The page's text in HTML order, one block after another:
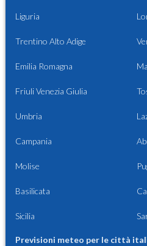
Liguria
Trentino Alto Adige
Emilia Romagna
Friuli Venezia Giulia
Umbria
Campania
Molise
Basilicata
Sicilia
Previsioni meteo per le città